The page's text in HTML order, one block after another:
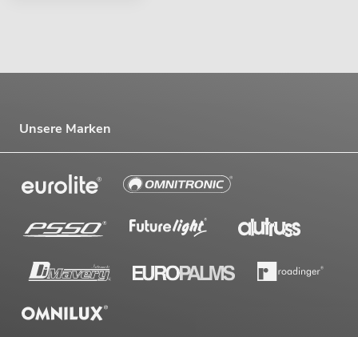
Unsere Marken